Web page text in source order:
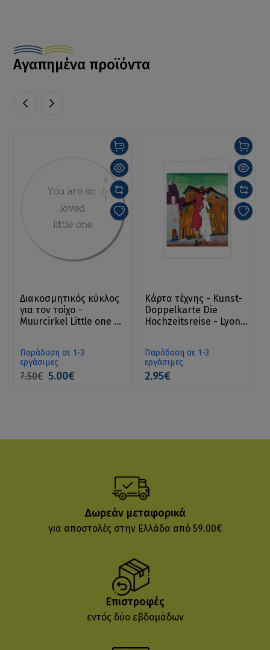
Αγαπημένα προϊόντα
Διακοσμητικός κύκλος
για τον τοίχο -
Muurcirkel Little one 20
Παράδοση σε 1-3
εργάσιμες
7.50€ 5.00€
Κάρτα τέχνης - Kunst-
Doppelkarte Die
Hochzeitsreise - Lyonel
Παράδοση σε 1-3
εργάσιμες
2.95€
Δωρεάν μεταφορικά
για αποστολές στην Ελλάδα από 59.00€
Επιστροφές
εντός δύο εβδομάδων